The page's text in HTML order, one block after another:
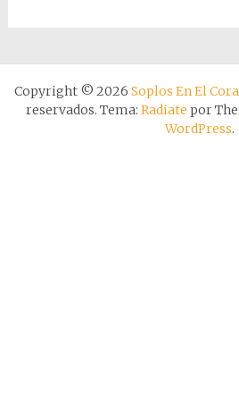
Copyright © 2026 Soplos En El
reservados. Tema: Radiate por
WordPress.